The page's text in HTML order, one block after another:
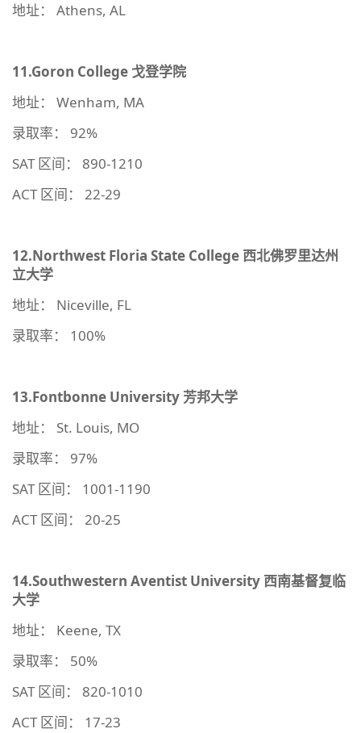
地址： Athens, AL
11.Goron College 戈登学院
地址： Wenham, MA
录取率： 92%
SAT 区间： 890-1210
ACT 区间： 22-29
12.Northwest Floria State College 西北佛罗里达州
立大学
地址： Niceville, FL
录取率： 100%
13.Fontbonne University 芳邦大学
地址： St. Louis, MO
录取率： 97%
SAT 区间： 1001-1190
ACT 区间： 20-25
14.Southwestern Aventist University 西南基督复临
大学
地址： Keene, TX
录取率： 50%
SAT 区间： 820-1010
ACT 区间： 17-23